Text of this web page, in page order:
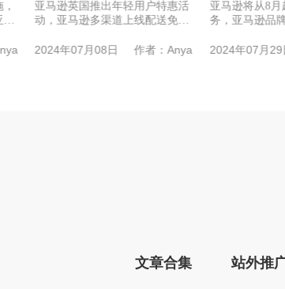
巴国际站计划拓展在
国推出年轻用户特惠活
逊多渠道上线配送免费
07月08日 作者：Anya
马逊品牌保护神器开启
亚马逊将从8月起终止这项服
务，亚马逊品牌保护神器开启
2024年07月29日 作者：
文章合集 站外推